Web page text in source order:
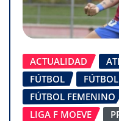
ACTUALIDAD
FÚTBOL
FÚTBOL FEMENINO
LIGA F MOEVE